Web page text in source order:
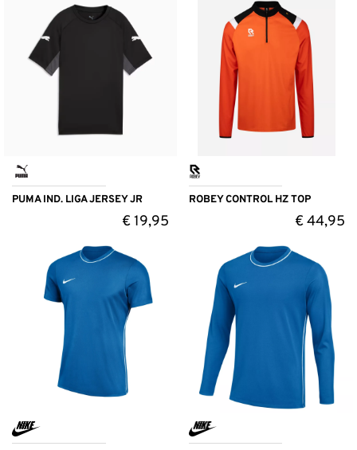
PUMA IND. LIGA JERSEY JR
€19,95
ROBEY CONTROL HZ TOP
€44,95